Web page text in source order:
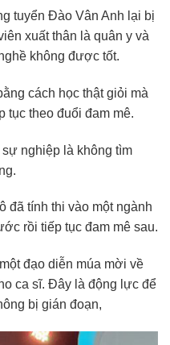
tuyển Đào Vân Anh lại bị
xuất thân là quân y và
không được tốt.
cách học thật giỏi mà
tục theo đuổi đam mê.
nghiệp là không tìm
đã tính thi vào một ngành
rồi tiếp tục đam mê sau.
đạo diễn múa mời về
ca sĩ. Đây là động lực để
bị gián đoạn,